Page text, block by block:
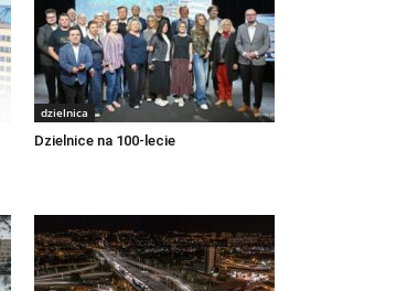
dzielnica
Dzielnice na 100-lecie